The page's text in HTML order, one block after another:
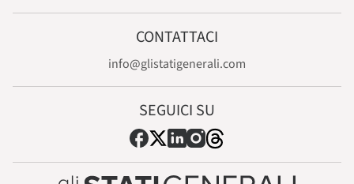
CONTATTACI
info@glistatigenerali.com
SEGUICI SU